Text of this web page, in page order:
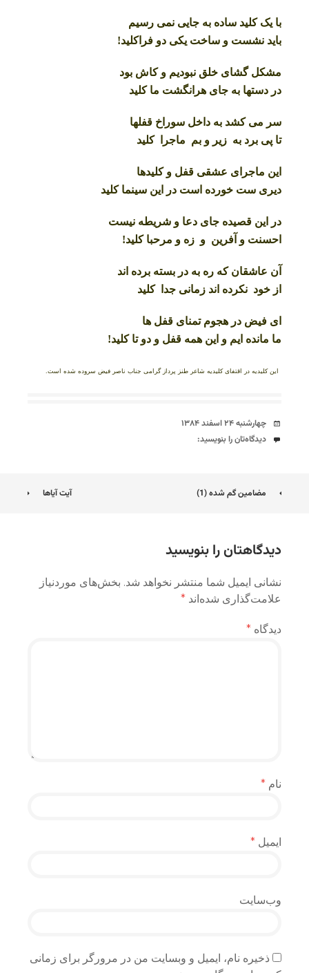
با یک کلید ساده به جایی نمی رسیم
باید نشست و ساخت یکی دو فراکلید!
مشکل گشای خلق نبودیم و کاش بود
در دستها به جای هرانگشت ما کلید
سر می کشد به داخل سوراخ قفلها
تا پی برد به زیر و بم ماجرا کلید
این ماجرای عشقی قفل و کلیدها
دیری ست خورده است در این سینما کلید
در این قصیده جای دعا و شریطه نیست
احسنت و آفرین و زه و مرحبا کلید!
آن عاشقان که ره به در بسته برده اند
از خود نکرده اند زمانی جدا کلید
ای فیض در هجوم تمنای قفل ها
ما مانده ایم و این همه قفل و دو تا کلید!
این کلیدیه در اقتفای کلیدیه شاعر طنز پرداز گرامی جناب ناصر فیض سروده شده است.
تاریخ
چهارشنبه ۲۴ اسفند ۱۳۸۴
دیدگاه‌ها
دیدگاه‌تان را بنویسید:
ناوبری
مضامین گم شده (1) آیت آیاها
دیدگاهتان را بنویسید
نشانی ایمیل شما منتشر نخواهد شد. بخش‌های موردنیاز
علامت‌گذاری شده‌اند *
دیدگاه *
نام *
ایمیل *
وب‌سایت
ذخیره نام، ایمیل و وبسایت من در مرورگر برای زمانی